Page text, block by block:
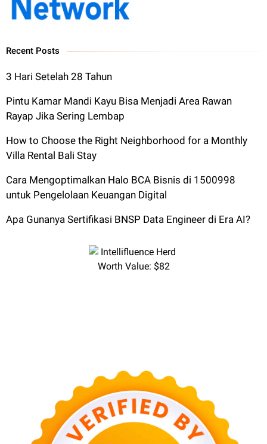
Recent Posts
3 Hari Setelah 28 Tahun
Pintu Kamar Mandi Kayu Bisa Menjadi Area Rawan
Rayap Jika Sering Lembap
How to Choose the Right Neighborhood for a Monthly
Villa Rental Bali Stay
Cara Mengoptimalkan Halo BCA Bisnis di 1500998
untuk Pengelolaan Keuangan Digital
Apa Gunanya Sertifikasi BNSP Data Engineer di Era AI?